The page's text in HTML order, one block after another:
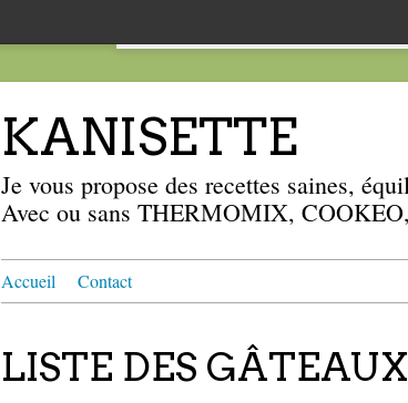
KANISETTE
Je vous propose des recettes saines,
Avec ou sans THERMOMIX,
Accueil Contact
LISTE DES